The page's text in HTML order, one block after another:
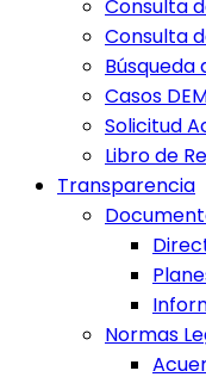
Consulta
Consulta
Búsqueda
Casos
Solicitud
Libro de
Transparencia
Normas